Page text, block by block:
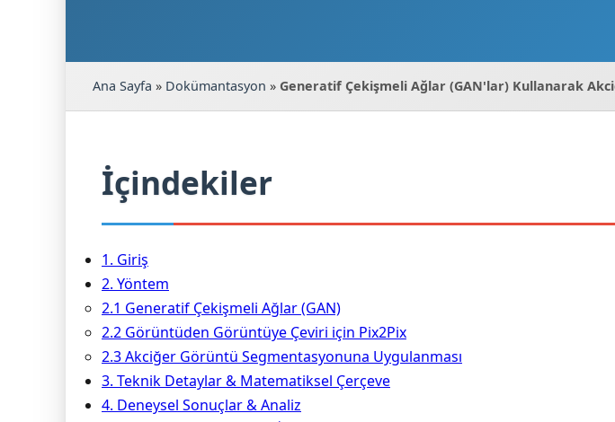
Ana Sayfa » Dokümantasyon » Generatif Çekişmeli Ağlar (GAN'lar) Kullanarak
İçindekiler
1. Giriş
2. Yöntem
2.1 Generatif Çekişmeli Ağlar (GAN)
2.2 Görüntüden Görüntüye Çeviri için Pix2Pix
2.3 Akciğer Görüntü Segmentasyonuna Uygulanması
3. Teknik Detaylar & Matematiksel Çerçeve
4. Deneysel Sonuçlar & Analiz